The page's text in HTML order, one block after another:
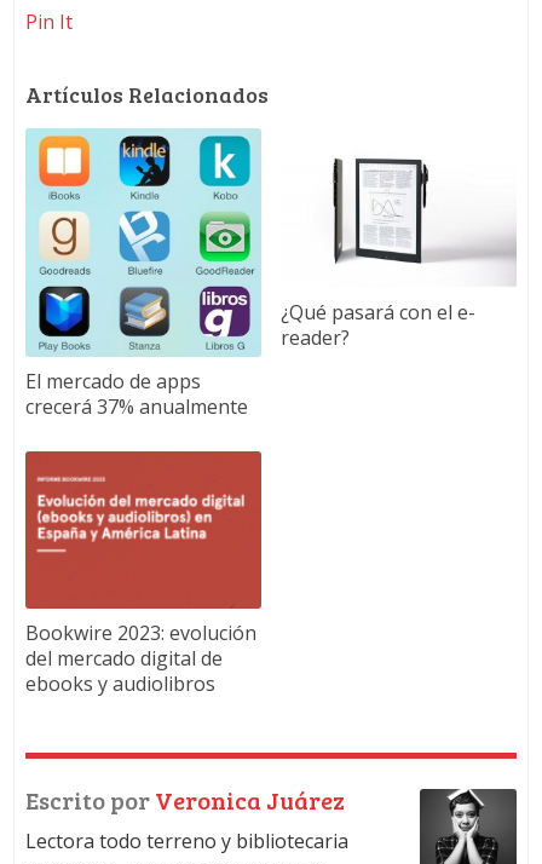
Pin It
Artículos Relacionados
El mercado de apps
crecerá 37% anualmente
¿Qué pasará con el e-
reader?
Bookwire 2023: evolución
del mercado digital de
ebooks y audiolibros
Escrito porVeronica Juárez
Lectora todo terreno y bibliotecaria